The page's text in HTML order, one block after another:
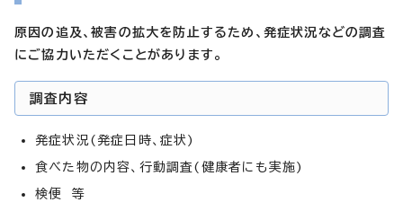
原因の追及、被害の拡大を防止するため、発症状況などの調査
にご協力いただくことがあります。
調査内容
発症状況(発症日時、症状)
食べた物の内容、行動調査(健康者にも実施)
検便 等